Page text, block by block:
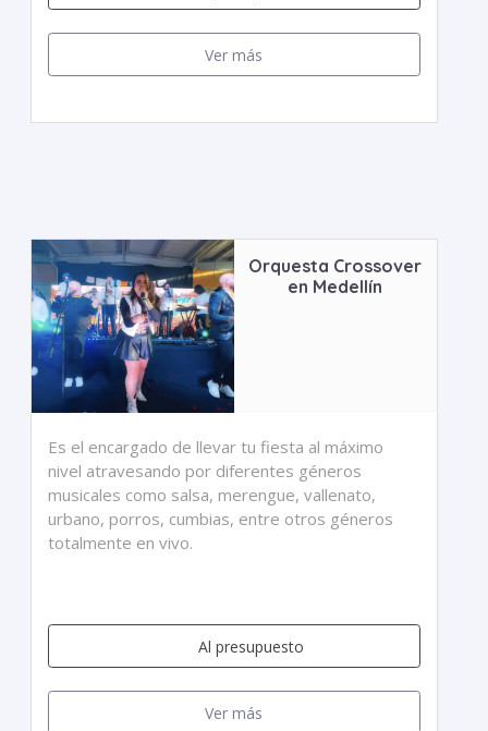
Ver más
Orquesta Crossover
en Medellín
Es el encargado de llevar tu fiesta al máximo
nivel atravesando por diferentes géneros
musicales como salsa, merengue, vallenato,
urbano, porros, cumbias, entre otros géneros
totalmente en vivo.
Al presupuesto
Ver más